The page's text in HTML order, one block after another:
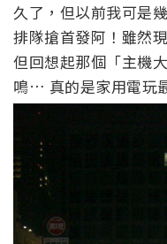
久了，但以前我可是
排隊搶首發阿！雖然
但回想起那個「主機
鳴… 真的是家用電玩